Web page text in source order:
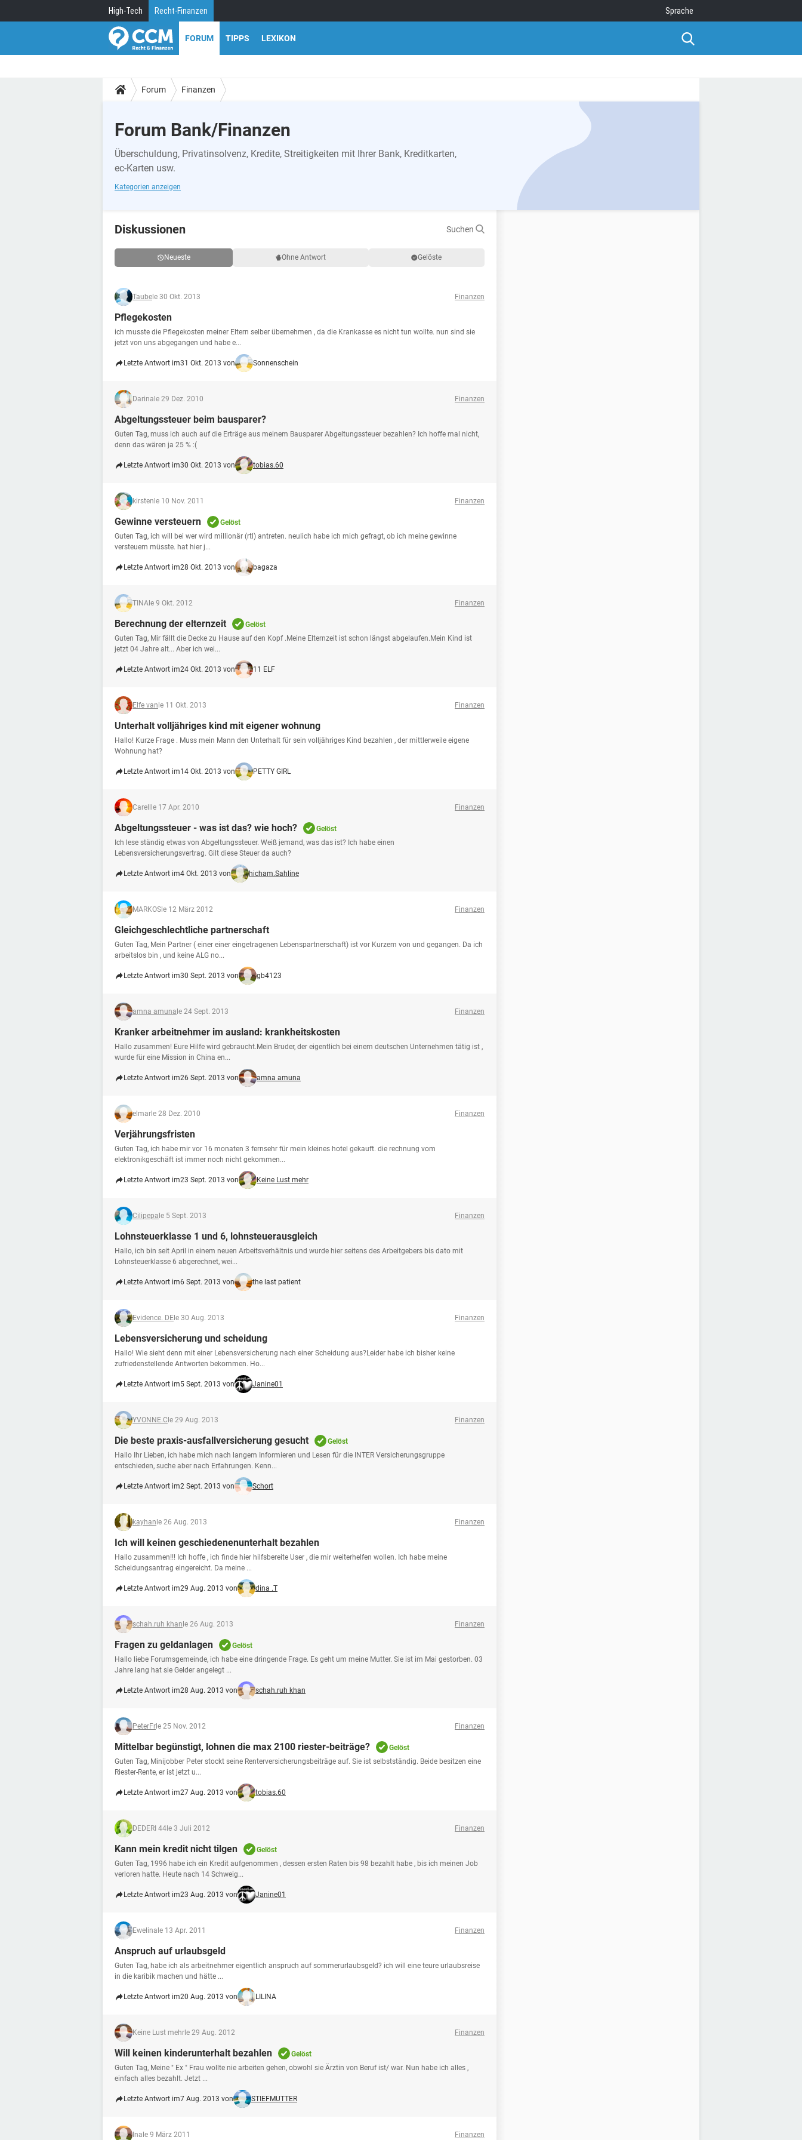
High-Tech Recht-Finanzen Sprache
FORUM TIPPS LEXIKON
Forum Finanzen
Forum Bank/Finanzen
Überschuldung, Privatinsolvenz, Kredite, Streitigkeiten mit Ihrer Bank, Kreditkarten,
ec-Karten usw.
Kategorien anzeigen
Diskussionen Suchen
Neueste Ohne Antwort Gelöste
Taube le 30 Okt. 2013 Finanzen
Pflegekosten
ich musste die Pflegekosten meiner Eltern selber übernehmen , da die Krankasse es nicht tun wollte. nun sind sie
jetzt von uns abgegangen und habe e...
Letzte Antwort im31 Okt. 2013 von Sonnenschein
Darina le 29 Dez. 2010 Finanzen
Abgeltungssteuer beim bausparer?
Guten Tag, muss ich auch auf die Erträge aus meinem Bausparer Abgeltungssteuer bezahlen? Ich hoffe mal nicht,
denn das wären ja 25 % :(
Letzte Antwort im30 Okt. 2013 von tobias.60
kirsten le 10 Nov. 2011 Finanzen
Gewinne versteuern
Gelöst
Guten Tag, ich will bei wer wird millionär (rtl) antreten. neulich habe ich mich gefragt, ob ich meine gewinne
versteuern müsste. hat hier j...
Letzte Antwort im28 Okt. 2013 von bagaza
TINA le 9 Okt. 2012 Finanzen
Berechnung der elternzeit
Gelöst
Guten Tag, Mir fällt die Decke zu Hause auf den Kopf .Meine Elternzeit ist schon längst abgelaufen.Mein Kind ist
jetzt 04 Jahre alt... Aber ich wei...
Letzte Antwort im24 Okt. 2013 von 11 ELF
Elfe van le 11 Okt. 2013 Finanzen
Unterhalt volljähriges kind mit eigener wohnung
Hallo! Kurze Frage . Muss mein Mann den Unterhalt für sein volljähriges Kind bezahlen , der mittlerweile eigene
Wohnung hat?
Letzte Antwort im14 Okt. 2013 von PETTY GIRL
Carell le 17 Apr. 2010 Finanzen
Abgeltungssteuer - was ist das? wie hoch?
Gelöst
Ich lese ständig etwas von Abgeltungssteuer. Weiß jemand, was das ist? Ich habe einen
Lebensversicherungsvertrag. Gilt diese Steuer da auch?
Letzte Antwort im4 Okt. 2013 von hicham.Sahline
MARKOS le 12 März 2012 Finanzen
Gleichgeschlechtliche partnerschaft
Guten Tag, Mein Partner ( einer einer eingetragenen Lebenspartnerschaft) ist vor Kurzem von und gegangen. Da ich
arbeitslos bin , und keine ALG no...
Letzte Antwort im30 Sept. 2013 von gb4123
amna amuna le 24 Sept. 2013 Finanzen
Kranker arbeitnehmer im ausland: krankheitskosten
Hallo zusammen! Eure Hilfe wird gebraucht.Mein Bruder, der eigentlich bei einem deutschen Unternehmen tätig ist ,
wurde für eine Mission in China en...
Letzte Antwort im26 Sept. 2013 von amna amuna
elmar le 28 Dez. 2010 Finanzen
Verjährungsfristen
Guten Tag, ich habe mir vor 16 monaten 3 fernsehr für mein kleines hotel gekauft. die rechnung vom
elektronikgeschäft ist immer noch nicht gekommen...
Letzte Antwort im23 Sept. 2013 von Keine Lust mehr
Cilipepa le 5 Sept. 2013 Finanzen
Lohnsteuerklasse 1 und 6, lohnsteuerausgleich
Hallo, ich bin seit April in einem neuen Arbeitsverhältnis und wurde hier seitens des Arbeitgebers bis dato mit
Lohnsteuerklasse 6 abgerechnet, wei...
Letzte Antwort im6 Sept. 2013 von the last patient
Evidence. DE le 30 Aug. 2013 Finanzen
Lebensversicherung und scheidung
Hallo! Wie sieht denn mit einer Lebensversicherung nach einer Scheidung aus?Leider habe ich bisher keine
zufriedenstellende Antworten bekommen. Ho...
Letzte Antwort im5 Sept. 2013 von Janine01
YVONNE.C le 29 Aug. 2013 Finanzen
Die beste praxis-ausfallversicherung gesucht
Gelöst
Hallo Ihr Lieben, ich habe mich nach langem Informieren und Lesen für die INTER Versicherungsgruppe
entschieden, suche aber nach Erfahrungen. Kenn...
Letzte Antwort im2 Sept. 2013 von Schort
kayhan le 26 Aug. 2013 Finanzen
Ich will keinen geschiedenenunterhalt bezahlen
Hallo zusammen!!! Ich hoffe , ich finde hier hilfsbereite User , die mir weiterhelfen wollen. Ich habe meine
Scheidungsantrag eingereicht. Da meine ...
Letzte Antwort im29 Aug. 2013 von dina .T
schah.ruh khan le 26 Aug. 2013 Finanzen
Fragen zu geldanlagen
Gelöst
Hallo liebe Forumsgemeinde, ich habe eine dringende Frage. Es geht um meine Mutter. Sie ist im Mai gestorben. 03
Jahre lang hat sie Gelder angelegt ...
Letzte Antwort im28 Aug. 2013 von schah.ruh khan
PeterFr le 25 Nov. 2012 Finanzen
Mittelbar begünstigt, lohnen die max 2100 riester-beiträge?
Gelöst
Guten Tag, Minijobber Peter stockt seine Renterversicherungsbeiträge auf. Sie ist selbstständig. Beide besitzen eine
Riester-Rente, er ist jetzt u...
Letzte Antwort im27 Aug. 2013 von tobias.60
DEDERI 44 le 3 Juli 2012 Finanzen
Kann mein kredit nicht tilgen
Gelöst
Guten Tag, 1996 habe ich ein Kredit aufgenommen , dessen ersten Raten bis 98 bezahlt habe , bis ich meinen Job
verloren hatte. Heute nach 14 Schweig...
Letzte Antwort im23 Aug. 2013 von Janine01
Ewelina le 13 Apr. 2011 Finanzen
Anspruch auf urlaubsgeld
Guten Tag, habe ich als arbeitnehmer eigentlich anspruch auf sommerurlaubsgeld? ich will eine teure urlaubsreise
in die karibik machen und hätte ...
Letzte Antwort im20 Aug. 2013 von LILINA
Keine Lust mehr le 29 Aug. 2012 Finanzen
Will keinen kinderunterhalt bezahlen
Gelöst
Guten Tag, Meine " Ex " Frau wollte nie arbeiten gehen, obwohl sie Ärztin von Beruf ist/ war. Nun habe ich alles ,
einfach alles bezahlt. Jetzt ...
Letzte Antwort im7 Aug. 2013 von STIEFMUTTER
Ina le 9 März 2011 Finanzen